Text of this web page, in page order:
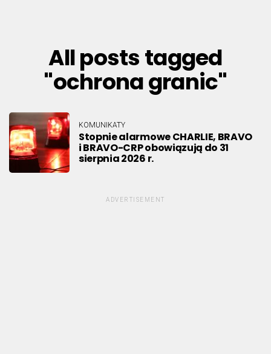
All posts tagged
"ochrona granic"
KOMUNIKATY
Stopnie alarmowe CHARLIE, BRAVO
i BRAVO-CRP obowiązują do 31
sierpnia 2026 r.
ADVERTISEMENT